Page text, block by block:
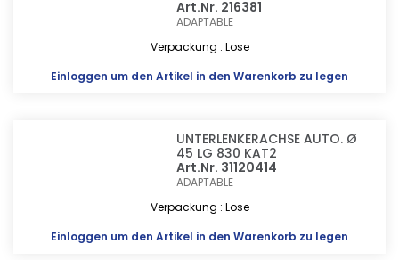
Art.Nr. 216381
ADAPTABLE
Verpackung : Lose
Einloggen um den Artikel in den Warenkorb zu legen
UNTERLENKERACHSE AUTO. Ø
45 LG 830 KAT2
Art.Nr. 31120414
ADAPTABLE
Verpackung : Lose
Einloggen um den Artikel in den Warenkorb zu legen